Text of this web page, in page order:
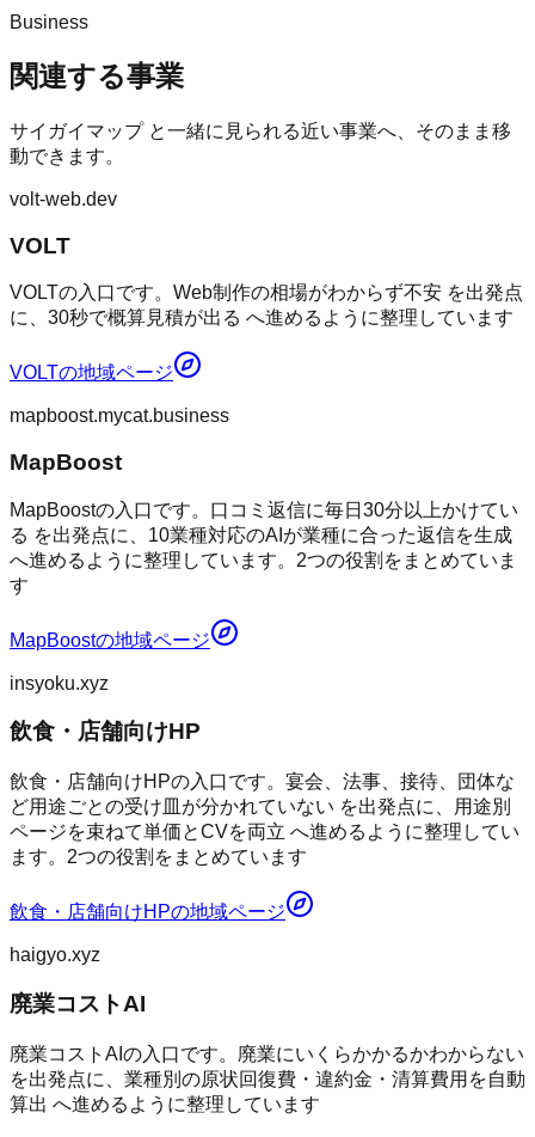
Business
関連する事業
サイガイマップと一緒に見られる近い事業へ、そのまま移
動できます。
volt-web.dev
VOLT
VOLTの入口です。Web制作の相場がわからず不安 を出発点
に、30秒で概算見積が出る へ進めるように整理しています
VOLTの地域ページ
mapboost.mycat.business
MapBoost
MapBoostの入口です。口コミ返信に毎日30分以上かけてい
る を出発点に、10業種対応のAIが業種に合った返信を生成
へ進めるように整理しています。2つの役割をまとめていま
す
MapBoostの地域ページ
insyoku.xyz
飲食・店舗向けHP
飲食・店舗向けHPの入口です。宴会、法事、接待、団体な
ど用途ごとの受け皿が分かれていない を出発点に、用途別
ページを束ねて単価とCVを両立 へ進めるように整理してい
ます。2つの役割をまとめています
飲食・店舗向けHPの地域ページ
haigyo.xyz
廃業コストAI
廃業コストAIの入口です。廃業にいくらかかるかわからない
を出発点に、業種別の原状回復費・違約金・清算費用を自動
算出 へ進めるように整理しています